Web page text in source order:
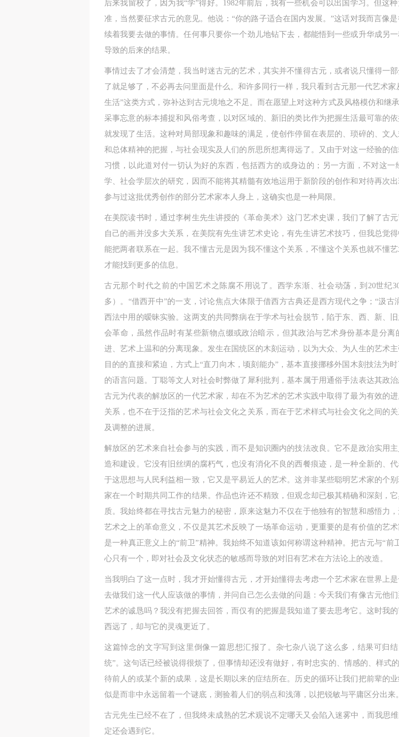
后来我留校了，因为我“学”得好。1982年前后，我有一些机会可以出国学习。但这
准，当然要征求古元的意见。他说：“你的路子适合在国内发展。”这话对我而言像
续着我要去做的事情。任何事只要你一个劲儿地钻下去，都能悟到一些或升华成另
导致的后来的结果。
事情过去了才会清楚，我当时迷古元的艺术，其实并不懂得古元，或者说只懂得一
了就足够了，不必再去问里面是什么。和许多同行一样，我只看到古元那一代艺术
生活”这类方式，弥补达到古元境地之不足。而在愿望上对这种方式及风格模仿和继
采事忘意的标本捕捉和风俗考查，以对区域的、新旧的类比作为把握生活最可靠的
就发现了生活。这种对局部现象和趣味的满足，使创作停留在表层的、琐碎的、文
和总体精神的把握，与社会现实及人们的所思所想离得远了。又由于对这一经验的
习惯，以此道对付一切认为好的东西，包括西方的或身边的；另一方面，不对这
学、社会学层次的研究，因而不能将其精髓有效地运用于新阶段的创作和对待再次
参与过这批优秀创作的部分艺术家本人身上，这确实也是一种局限。
在美院读书时，通过李树生先生讲授的《革命美术》这门艺术史课，我们了解了古
自己的画并没多大关系，在美院有先生讲艺术史论，有先生讲艺术技巧，但我总觉
能把两者联系在一起。我不懂古元是因为我不懂这个关系，不懂这个关系也就不懂
才能找到更多的信息。
古元那个时代之前的中国艺术之陈腐不用说了。西学东渐、社会动荡，到20世纪
多）。“借西开中”的一支，讨论焦点大体限于借西方古典还是西方现代之争；“汲古
西法中用的暧昧实验。这两支的共同弊病在于学术与社会脱节，陷于东、西、新、
会革命，虽然作品时有某些新物点缀或政治暗示，但其政治与艺术身份基本是分
进、艺术上温和的分离现象。发生在国统区的木刻运动，以为大众、为人生的艺术
目的的直接和紧迫，方式上“直刀向木，顷刻能办”，基本直接挪移外国木刻技法为
的语言问题。丁聪等文人对社会时弊做了犀利批判，基本属于用通俗手法表达其政
古元为代表的解放区的一代艺术家，却在不为艺术的艺术实践中取得了最为有效的
关系，也不在于泛指的艺术与社会文化之关系，而在于艺术样式与社会文化之间的
及调整的进展。
解放区的艺术来自社会参与的实践，而不是知识圈内的技法改良。它不是政治实用
造和建设。它没有旧丝绸的腐朽气，也没有消化不良的西餐痕迹，是一种全新的、
于这思想与人民利益相一致，它又是平易近人的艺术。这并非某些聪明艺术家的个
家在一个时期共同工作的结果。作品也许还不精致，但观念却已极其精确和深刻，
质。我始终都在寻找古元魅力的秘密，原来这魅力不仅在于他独有的智慧和感悟力
艺术之上的革命意义，不仅是其艺术反映了一场革命运动，更重要的是有价值的艺
是一种真正意义上的“前卫”精神。我始终不知道该如何称谓这种精神。把古元与“
心只有一个，即对社会及文化状态的敏感而导致的对旧有艺术在方法论上的改造。
当我明白了这一点时，我才开始懂得古元，才开始懂得去考虑一个艺术家在世界上
去做我们这一代人应该做的事情，并问自己怎么去做的问题：今天我们有像古元他
艺术的诚恳吗？我没有把握去回答，而仅有的把握是我知道了要去思考它。这时我
西远了，却与它的灵魂更近了。
这篇悼念的文字写到这里倒像一篇思想汇报了。杂七杂八说了这么多，结果可归
统”。这句话已经被说得很烦了，但事情却还没有做好，有时忠实的、情感的、样式
待前人的或某个新的成果，这是长期以来的症结所在。历史的循环让我们把前辈的
似是而非中永远留着一个谜底，测验着人们的弱点和浅薄，以把锐敏与平庸区分出来。
古元先生已经不在了，但我终未成熟的艺术观说不定哪天又会陷入迷雾中，而我思
定还会遇到它。
中央美术学院美术馆出版授权协议书
本人完全同意《中央美术学院美术馆》（以下简称
参与中央美术学院美术馆公共教育部组织的公益性活动（包
动）的涉及本人的图像、照片、文字、著作、活动成果（如
美术学院资料库》《中央美术学院美术馆资料库》等相关资
机构和平台，在中央美术学院中使用和在互联网上传播，同
定享受相关权益。
第一条
参加本次活动者必须遵守中华人民共和国的相关法律、法规
和社会公德规范，并应该具备以人为本、团结友爱、互相帮
良好品质。
第三条
参加本次活动人员应该是成年人（具有完全民事行为能力的
上）未成年人必须在成年人的陪同下参观。
参加活动者在此次活动期间的人身安全责任自负。鼓励参加
加本次活动者的人身安全不负有民事及相关连带责任。
第五条
参加活动者在此次活动期间应主动遵守美术馆活动秩序、维
展示、展览、馆藏艺术作品及衍生品的安全。活动中一旦
术馆场地、空间、艺术品、衍生品等受到不同程度的损失、
何非事故当事人及美术馆将不承担相应的责任与损失，应由
相应的法律条文、组织规定进行协商和赔偿。并追究相应
行，并正确的使用活动中所涉及到的绘画工具、创作材料及
施，若参与者因个人原因在使用相应绘画工具、创作材料及
造成个人受伤、伤害他人及造成相应工具、材料、设备或设
坏。参与活动者应当承当相应的全部责任，并主动赔偿相应
中央美术学院美术馆出版授权协议书
本人完全同意《中央美术学院美术馆》（以下简称
参与中央美术学院美术馆公共教育部组织的公益性活动（包
动）的涉及本人的图像、照片、文字、著作、活动成果（如
美术学院资料库》《中央美术学院美术馆资料库》等相关资
机构和平台，在中央美术学院中使用和在互联网上传播，同
定享受相关权益。
第一条
参加本次活动者必须遵守中华人民共和国的相关法律、法规
和社会公德规范，并应该具备以人为本、团结友爱、互相帮
良好品质。
第三条
参加本次活动人员应该是成年人（具有完全民事行为能力的
上）未成年人必须在成年人的陪同下参观。
参加活动者在此次活动期间的人身安全责任自负。鼓励参加
加本次活动者的人身安全不负有民事及相关连带责任。
第五条
参加活动者在此次活动期间应主动遵守美术馆活动秩序、维
展示、展览、馆藏艺术作品及衍生品的安全。活动中一旦
术馆场地、空间、艺术品、衍生品等受到不同程度的损失、
何非事故当事人及美术馆将不承担相应的责任与损失，应由
相应的法律条文、组织规定进行协商和赔偿。并追究相应
行，并正确的使用活动中所涉及到的绘画工具、创作材料及
施，若参与者因个人原因在使用相应绘画工具、创作材料及
造成个人受伤、伤害他人及造成相应工具、材料、设备或设
坏。参与活动者应当承当相应的全部责任，并主动赔偿相应
中央美术学院美术馆出版授权协议书
本人完全同意《中央美术学院美术馆》（以下简称
参与中央美术学院美术馆公共教育部组织的公益性活动（包
动）的涉及本人的图像、照片、文字、著作、活动成果（如
美术学院资料库》《中央美术学院美术馆资料库》等相关资
机构和平台，在中央美术学院中使用和在互联网上传播，同
定享受相关权益。
第一条
参加本次活动者必须遵守中华人民共和国的相关法律、法规
和社会公德规范，并应该具备以人为本、团结友爱、互相帮
良好品质。
第三条
参加本次活动人员应该是成年人（具有完全民事行为能力的
上）未成年人必须在成年人的陪同下参观。
参加活动者在此次活动期间的人身安全责任自负。鼓励参加
加本次活动者的人身安全不负有民事及相关连带责任。
第五条
参加活动者在此次活动期间应主动遵守美术馆活动秩序、维
展示、展览、馆藏艺术作品及衍生品的安全。活动中一旦
术馆场地、空间、艺术品、衍生品等受到不同程度的损失、
何非事故当事人及美术馆将不承担相应的责任与损失，应由
相应的法律条文、组织规定进行协商和赔偿。并追究相应
行，并正确的使用活动中所涉及到的绘画工具、创作材料及
施，若参与者因个人原因在使用相应绘画工具、创作材料及
造成个人受伤、伤害他人及造成相应工具、材料、设备或设
坏。参与活动者应当承当相应的全部责任，并主动赔偿相应
快捷登录 帐号密
手机号码
手机号码将作为您的登录账号
验证码
可使用雅昌艺术网会员账户登录